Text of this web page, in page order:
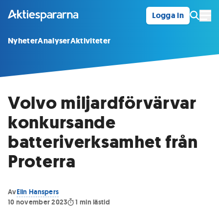
Logga in
NyheterAnalyserAktiviteter
Volvo miljardförvärvar
konkursande
batteriverksamhet från
Proterra
AvElin Hanspers
10 november 2023
1 min lästid